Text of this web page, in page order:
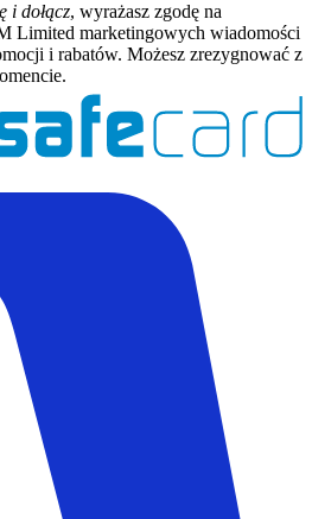
i dołącz, wyrażasz zgodę na
Limited marketingowych wiadomości
i rabatów. Możesz zrezygnować z